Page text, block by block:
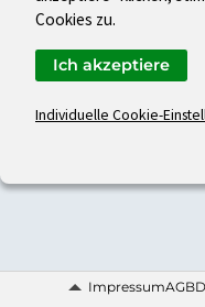
ImpressumAGB
Cookies zu.
Individuelle Cookie-
Ich akzeptiere